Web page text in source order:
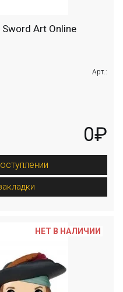
Art Online
Арт.:
0₽
НЕТ В НАЛИЧИИ